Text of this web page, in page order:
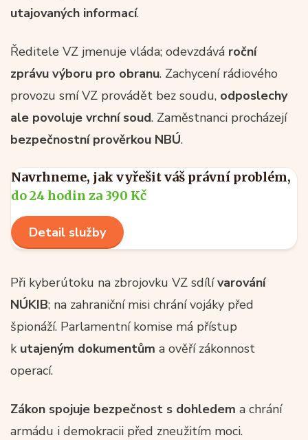
utajovaných informací.
Ředitele VZ jmenuje vláda; odevzdává roční
zprávu výboru pro obranu. Zachycení rádiového
provozu smí VZ provádět bez soudu, odposlechy
ale povoluje vrchní soud. Zaměstnanci procházejí
bezpečnostní prověrkou NBÚ.
Navrhneme, jak vyřešit váš právní problém,
do 24 hodin za 390 Kč
Detail služby
Při kyberútoku na zbrojovku VZ sdílívarování
NÚKIB; na zahraniční misi chrání vojáky před
špionáží. Parlamentní komise má přístup
k utajeným dokumentům a ověří zákonnost
operací.
Zákon spojuje bezpečnost s dohledem a chrání
armádu i demokracii před zneužitím moci.